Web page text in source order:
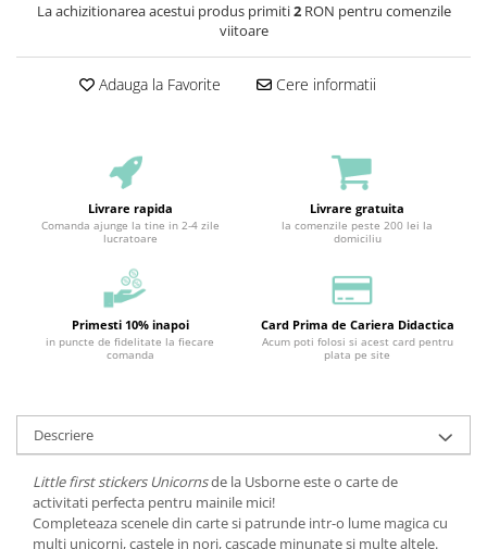
La achizitionarea acestui produs primiti2RON pentru comenzile
viitoare
Adauga la Favorite Cere informatii
Livrare rapida
Comanda ajunge la tine in 2-4 zile
lucratoare
Livrare gratuita
la comenzile peste 200 lei la
domiciliu
Primesti 10% inapoi
in puncte de fidelitate la fiecare
comanda
Card Prima de Cariera Didactica
Acum poti folosi si acest card pentru
plata pe site
Descriere
Little first stickers Unicornsde la Usborne este o carte de
activitati perfecta pentru mainile mici!
Completeaza scenele din carte si patrunde intr-o lume magica cu
multi unicorni, castele in nori, cascade minunate si multe altele.